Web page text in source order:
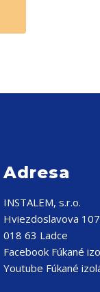
Adresa
INSTALEM, s.r.o.
Hviezdoslavova
018 63 Ladce
Facebook Fúkané
Youtube Fúkané